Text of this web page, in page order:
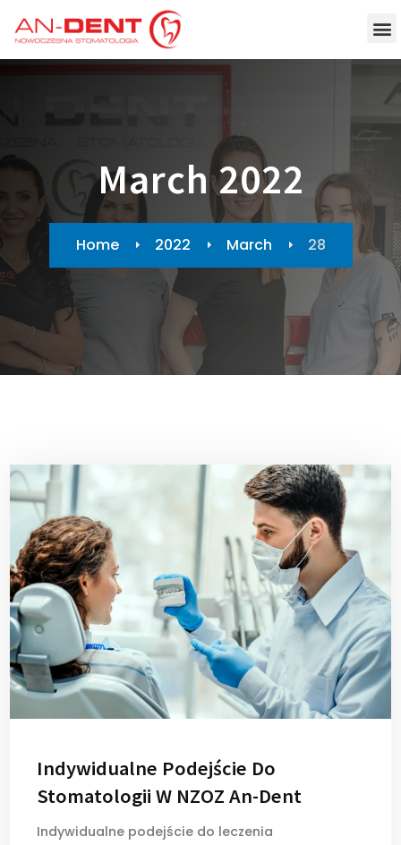
March 2022
Home 2022 March 28
Indywidualne Podejście Do
Stomatologii W NZOZ An-Dent
Indywidualne podejście do leczenia